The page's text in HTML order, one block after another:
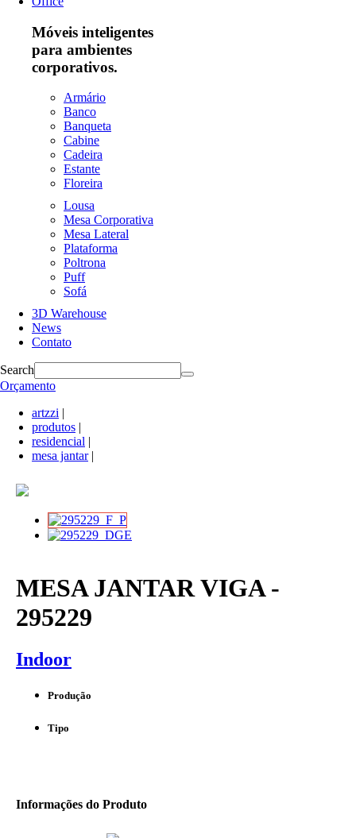
Móveis inteligentes
para ambientes
corporativos.
Armário
Banco
Banqueta
Cabine
Cadeira
Estante
Floreira
Lousa
Mesa Corporativa
Mesa Lateral
Plataforma
Poltrona
Puff
Sofá
3D Warehouse
News
Contato
Search
Orçamento
artzzi |
produtos |
residencial |
mesa jantar|
MESA JANTAR VIGA -
295229
Indoor
Produção
Tipo
Informações do Produto